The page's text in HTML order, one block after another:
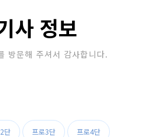
자료실
사 정보
방문해 주셔서 감사합니다.
단 프로3단 프로4단